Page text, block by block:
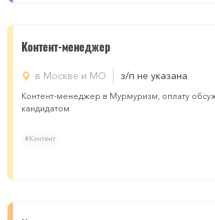
Контент-менеджер
в Москве и МО з/п не указана
Контент-менеджер в Мурмуризм, оплату
кандидатом
#Контент